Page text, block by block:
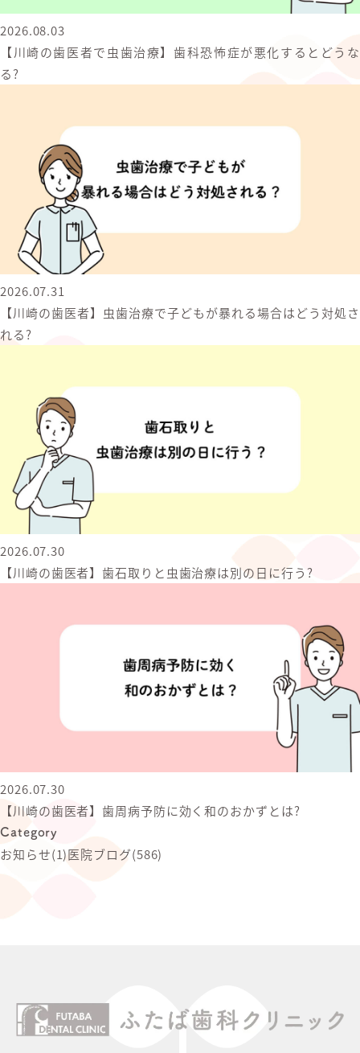
2026.08.03
【川崎の歯医者で虫歯治療】歯科恐怖症が悪化するとどうな
る?
2026.07.31
【川崎の歯医者】虫歯治療で子どもが暴れる場合はどう対処さ
れる?
2026.07.30
【川崎の歯医者】歯石取りと虫歯治療は別の日に行う?
2026.07.30
【川崎の歯医者】歯周病予防に効く和のおかずとは?
Category
お知らせ(1)医院ブログ(586)